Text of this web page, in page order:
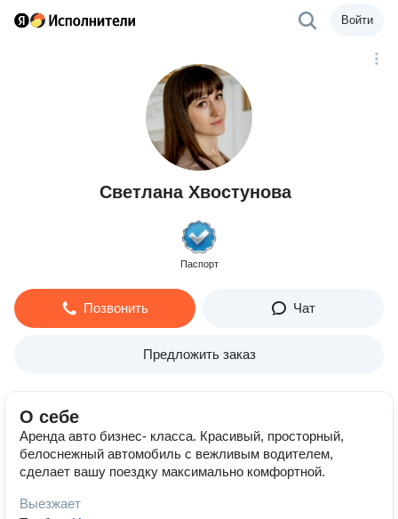
Войти
Светлана Хвостунова
Паспорт
Позвонить Чат
Предложить заказ
О себе
Аренда авто бизнес- класса. Красивый, просторный,
белоснежный автомобиль с вежливым водителем,
сделает вашу поездку максимально комфортной.
Выезжает